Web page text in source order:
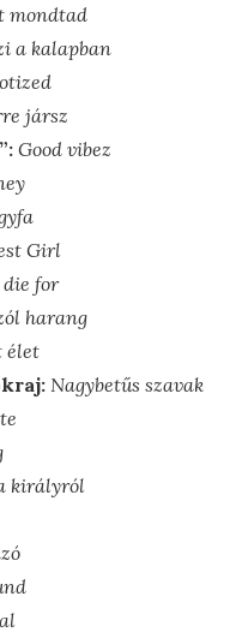
mondtad
a kalapban
jársz
Good vibez
Girl
die for
harang
élet
Nagybetűs szavak
királyról